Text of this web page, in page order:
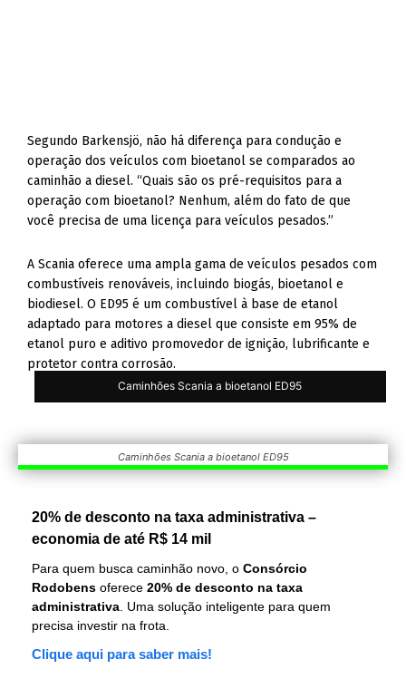
Segundo Barkensjö, não há diferença para condução e
operação dos veículos com bioetanol se comparados ao
caminhão a diesel. “Quais são os pré-requisitos para a
operação com bioetanol? Nenhum, além do fato de que
você precisa de uma licença para veículos pesados.”
A Scania oferece uma ampla gama de veículos pesados com
combustíveis renováveis, incluindo biogás, bioetanol e
biodiesel. O ED95 é um combustível à base de etanol
adaptado para motores a diesel que consiste em 95% de
etanol puro e aditivo promovedor de ignição, lubrificante e
protetor contra corrosão.
Caminhões Scania a bioetanol ED95
Caminhões Scania a bioetanol ED95
20% de desconto na taxa administrativa –
economia de até R$ 14 mil
Para quem busca caminhão novo, o Consórcio
Rodobens oferece 20% de desconto na taxa
administrativa . Uma solução inteligente para quem
precisa investir na frota.
Clique aqui para saber mais!